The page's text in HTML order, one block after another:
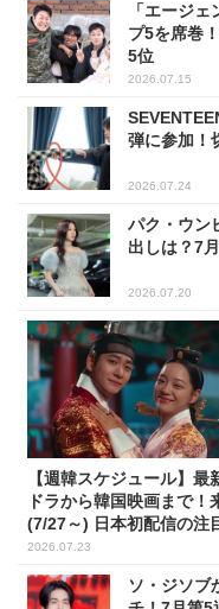
「エージ
プ5を席巻
5位
2026.07.15
弾に参加！
2026.07.24
パク・ウン
出しは？7
2026.07.20
【週韓スケジュール】最
ドラから韓国映画まで！
(7/27～) 日本初配信の注
選
2026.07.23
ソ・ジソブ